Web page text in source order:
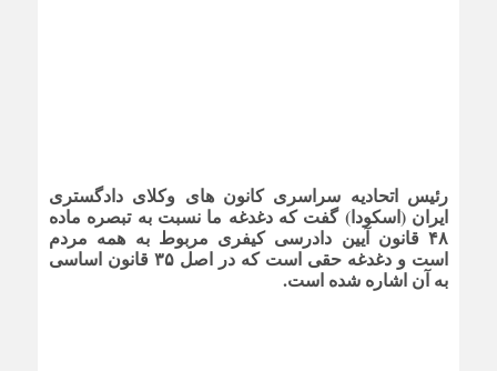
رئیس اتحادیه سراسری کانون های وکلای دادگستری
ایران (اسکودا) گفت که دغدغه ما نسبت به تبصره ماده
۴۸ قانون آیین دادرسی کیفری مربوط به همه مردم
است و دغدغه حقی است که در اصل ۳۵ قانون اساسی
به آن اشاره شده است.